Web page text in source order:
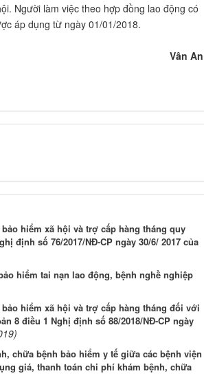
Người làm việc theo hợp đồng lao động có
áp dụng từ ngày 01/01/2018.
Vân
hiểm xã hội và trợ cấp hàng tháng quy
định số 76/2017/NĐ-CP ngày 30/6/ 2017 của
hiểm tai nạn lao động, bệnh nghề nghiệp
hiểm xã hội và trợ cấp hàng tháng đối với
8 điều 1 Nghị định số 88/2018/NĐ-CP ngày
chữa bệnh bảo hiểm y tế giữa các bệnh viện
giá, thanh toán chi phí khám bệnh, chữa